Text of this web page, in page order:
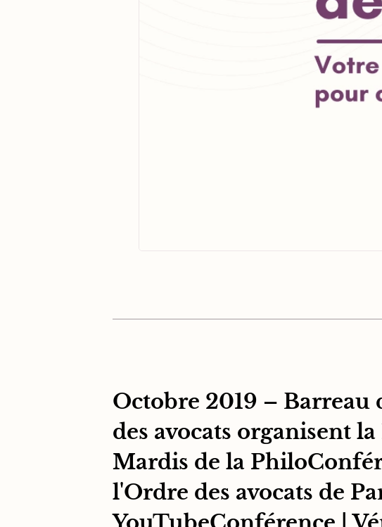
Octobre 2019 – Barreau
des avocats organisent
Mardis de la
l'Ordre des avocats de